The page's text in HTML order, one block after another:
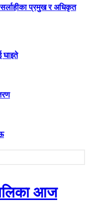
प्रमुख र अधिकृत
घाइते
आज